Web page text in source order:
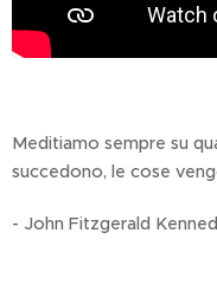
Meditiamo sempre su
succedono, le cose
- John Fitzgerald